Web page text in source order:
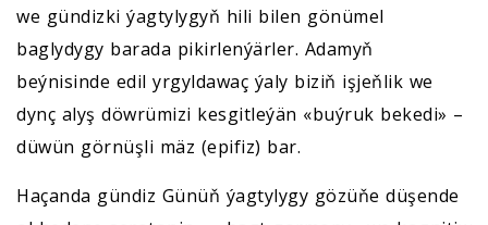
we gündizki ýagtylygyň hili bilen gönümel
baglydygy barada pikirlenýärler. Adamyň
beýnisinde edil yrgyldawaç ýaly biziň işjeňlik we
dynç alyş döwrümizi kesgitleýän «buýruk bekedi» –
düwün görnüşli mäz (epifiz) bar.
Haçanda gündiz Günüň ýagtylygy gözüňe düşende